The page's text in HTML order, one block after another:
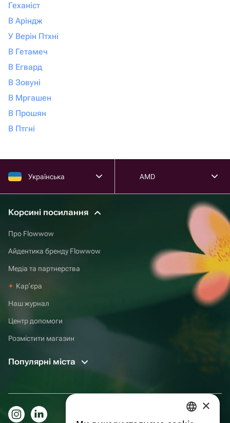
Геханіст
В Аріндж
У Верін Птхні
В Гетамеч
В Егвард
В Зовуні
В Мргашен
В Прошян
В Птгні
Українська AMD
Корсині посилання
Про Flowwow
Айдентика бренду Flowwow
Медіа та партнерства
Карʼєра
Наш журнал
Центр допомоги
Розмістити магазин
Популярні міста
×